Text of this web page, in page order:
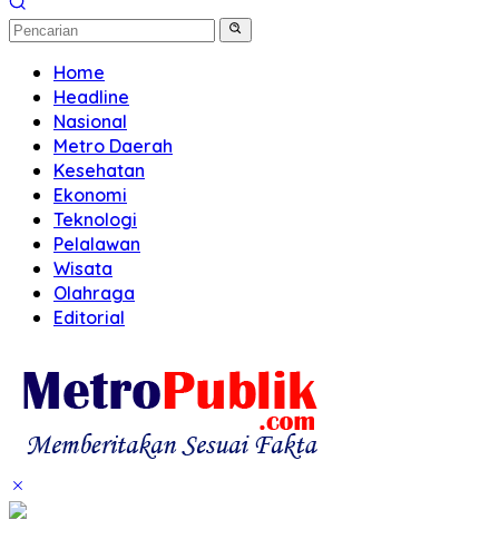
Home
Headline
Nasional
Metro Daerah
Kesehatan
Ekonomi
Teknologi
Pelalawan
Wisata
Olahraga
Editorial